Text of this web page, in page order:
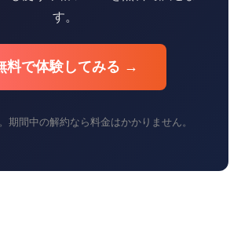
す。
料で体験してみる →
期間中の解約なら料金はかかりません。